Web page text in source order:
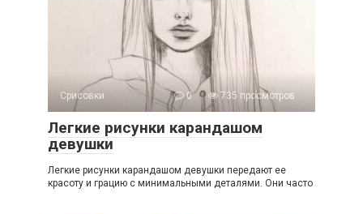
Срисовки 0 735 просмотров
Легкие рисунки карандашом
девушки
Легкие рисунки карандашом девушки передают ее
красоту и грацию с минимальными деталями. Они часто